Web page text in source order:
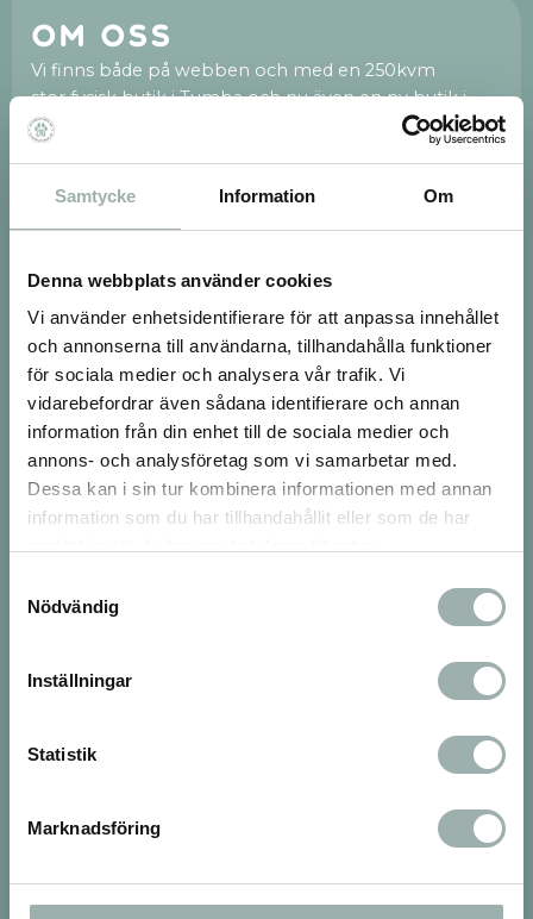
Samtycke Information Om
Denna webbplats använder cookies
Vi använder enhetsidentifierare för att anpassa innehållet
och annonserna till användarna, tillhandahålla funktioner
för sociala medier och analysera vår trafik. Vi
vidarebefordrar även sådana identifierare och annan
information från din enhet till de sociala medier och
annons- och analysföretag som vi samarbetar med.
Dessa kan i sin tur kombinera informationen med annan
information som du har tillhandahållit eller som de har
Nödvändig
Inställningar
Statistik
Marknadsföring
Om oss
Vi finns både på webben och med en 250kvm
stor fysisk butik i Tumba och nu även en ny butik i
Huddinge Centrum.
ett svenskt företag. Vi är tacksamma för varenda en
av er! Vi på Djurbutiken.se brinner för att hjälpa dig
djurvänner med många års erfarenhet.
Varmt välkommen till oss!
Besök oss
Vår fysiska butik ligger i Tumba på
Bergfotsvägen 5 147 33 Tumba
Nu hittar du oss även i Huddinge Centrum på
Sjödalsvägen 1614 147 Huddinge
Måndag-Fredag, 10-19
Avvikande öppettider: